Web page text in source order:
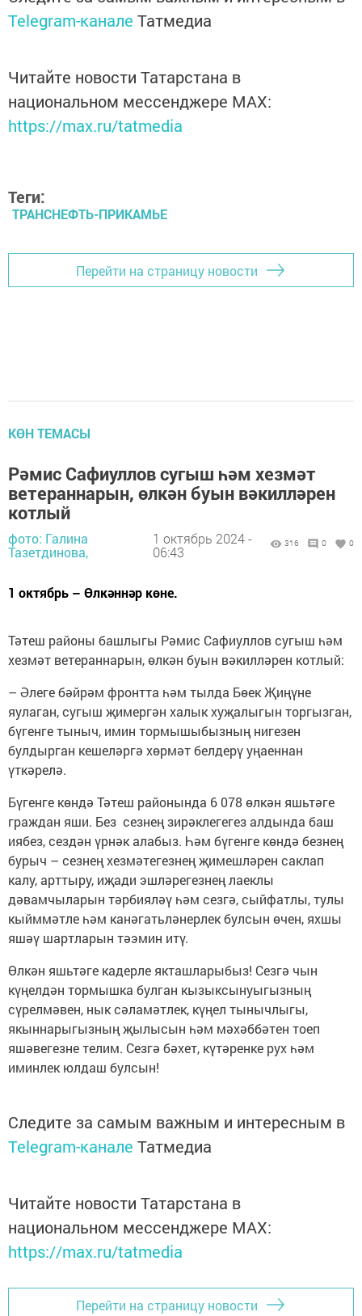
Telegram-канале Татмедиа
Читайте новости Татарстана в
национальном мессенджере MАХ:
https://max.ru/tatmedia
Теги:
ТРАНСНЕФТЬ-ПРИКАМЬЕ
Перейти на страницу новости
КӨН ТЕМАСЫ
Рәмис Сафиуллов сугыш һәм хезмәт
ветераннарын, өлкән буын вәкилләрен
котлый
фото: Галина
Тазетдинова,
1 октябрь 2024 -
06:43
316 0 0
1 октябрь – Өлкәннәр көне.
Тәтеш районы башлыгы Рәмис Сафиуллов сугыш һәм
хезмәт ветераннарын, өлкән буын вәкилләрен котлый:
– Әлеге бәйрәм фронтта һәм тылда Бөек Җиңүне
яулаган, ­сугыш җимергән халык хуҗалыгын торгызган,
бүгенге тыныч, имин тормышыбызның нигезен
булдырган кешеләргә хөрмәт белдерү уңаеннан
үткәрелә.
Бүгенге көндә Тәтеш районында 6 078 өлкән яшьтәге
граждан яши. Без сезнең зирәклегегез алдында баш
иябез, сездән үрнәк алабыз. Һәм бүгенге көндә безнең
бурыч – сезнең хезмәтегезнең җимешләрен саклап
калу, арттыру, иҗади эшләрегезнең лаеклы
дәвамчыларын тәрбияләү һәм сезгә, сыйфатлы, тулы
кыйммәтле һәм канәгатьләнерлек булсын өчен, яхшы
яшәү шартларын тәэмин итү.
Өлкән яшьтәге кадерле якташларыбыз! Сезгә чын
күңелдән тормышка булган кызык­сынуыгызның
сүрелмәвен, нык сәламәтлек, күңел тынычлыгы,
якыннарыгызның җылысын һәм мәхәббәтен тоеп
яшәвегезне телим. Сезгә бәхет, күтәренке рух һәм
иминлек юлдаш булсын!
Следите за самым важным и интересным в
Telegram-канале Татмедиа
Читайте новости Татарстана в
национальном мессенджере MАХ:
https://max.ru/tatmedia
Перейти на страницу новости